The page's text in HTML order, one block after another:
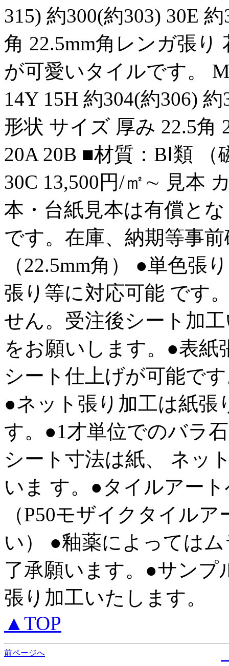
315) 約300(約303) 30E
角 22.5mm角レンガ張り
が可愛いタイルです。
14Y 15H 約304(約306)
形状 サイズ 厚み 22.5角
20A 20B ■材質：BⅠ類
30C 13,500円/㎡∼ 見本
本・台紙見本は有償と
です。在庫、納期等事
（22.5mm角） ●単色張
張り等に対応可能 です
せん。受注後シート加
をお願いします。●表紙
シート仕上げが可能で
●ネット張り加工は紙張
す。●1才単位でのバラ
シート寸法は紙、 ネッ
いま す。●タイルアー
（P50モザイクタイル
い） ●釉薬によっては
了承願います。●サンプ
張り加工いたします。
▲TOP
前ページへ